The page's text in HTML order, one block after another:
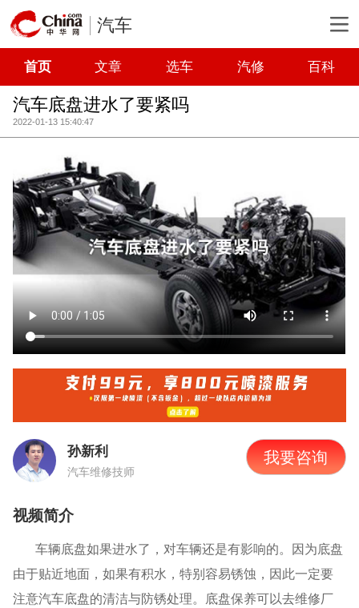
汽车
首页 文章 选车 汽修 百科
汽车底盘进水了要紧吗
2022-01-13 15:40:47
孙新利
汽车维修技师
我要咨询
视频简介
车辆底盘如果进水了，对车辆还是有影响的。因为底盘
由于贴近地面，如果有积水，特别容易锈蚀，因此一定要
注意汽车底盘的清洁与防锈处理。底盘保养可以去维修厂